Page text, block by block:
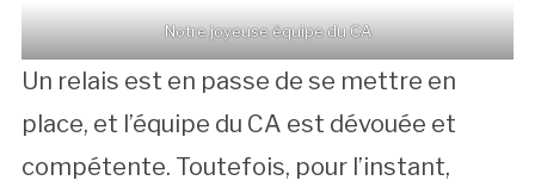
Notre joyeuse équipe du CA
Un relais est en passe de se mettre en
place, et l’équipe du CA est dévouée et
compétente. Toutefois, pour l’instant,